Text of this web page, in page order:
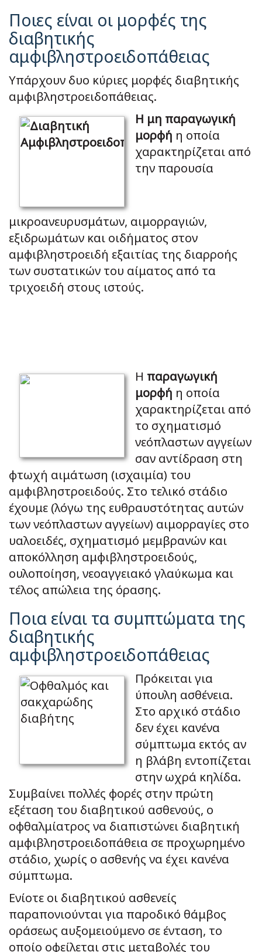
Ποιες είναι οι μορφές της
διαβητικής
αμφιβληστροειδοπάθειας
Υπάρχουν δυο κύριες μορφές διαβητικής
αμφιβληστροειδοπάθειας.
Η μη παραγωγική
μορφή η οποία
χαρακτηρίζεται από
την παρουσία
μικροανευρυσμάτων, αιμορραγιών,
εξιδρωμάτων και οιδήματος στον
αμφιβληστροειδή εξαιτίας της διαρροής
των συστατικών του αίματος από τα
τριχοειδή στους ιστούς.
Η παραγωγική
μορφή η οποία
χαρακτηρίζεται από
το σχηματισμό
νεόπλαστων αγγείων
σαν αντίδραση στη
φτωχή αιμάτωση (ισχαιμία) του
αμφιβληστροειδούς. Στο τελικό στάδιο
έχουμε (λόγω της ευθραυστότητας αυτών
των νεόπλαστων αγγείων) αιμορραγίες στο
υαλοειδές, σχηματισμό μεμβρανών και
αποκόλληση αμφιβληστροειδούς,
ουλοποίηση, νεοαγγειακό γλαύκωμα και
τέλος απώλεια της όρασης.
Ποια είναι τα συμπτώματα της
διαβητικής
αμφιβληστροειδοπάθειας
Πρόκειται για
ύπουλη ασθένεια.
Στο αρχικό στάδιο
δεν έχει κανένα
σύμπτωμα εκτός αν
η βλάβη εντοπίζεται
στην ωχρά κηλίδα.
Συμβαίνει πολλές φορές στην πρώτη
εξέταση του διαβητικού ασθενούς, ο
οφθαλμίατρος να διαπιστώνει διαβητική
αμφιβληστροειδοπάθεια σε προχωρημένο
στάδιο, χωρίς ο ασθενής να έχει κανένα
σύμπτωμα.
Ενίοτε οι διαβητικού ασθενείς
παραπονιούνται για παροδικό θάμβος
οράσεως αυξομειούμενο σε ένταση, το
οποίο οφείλεται στις μεταβολές του